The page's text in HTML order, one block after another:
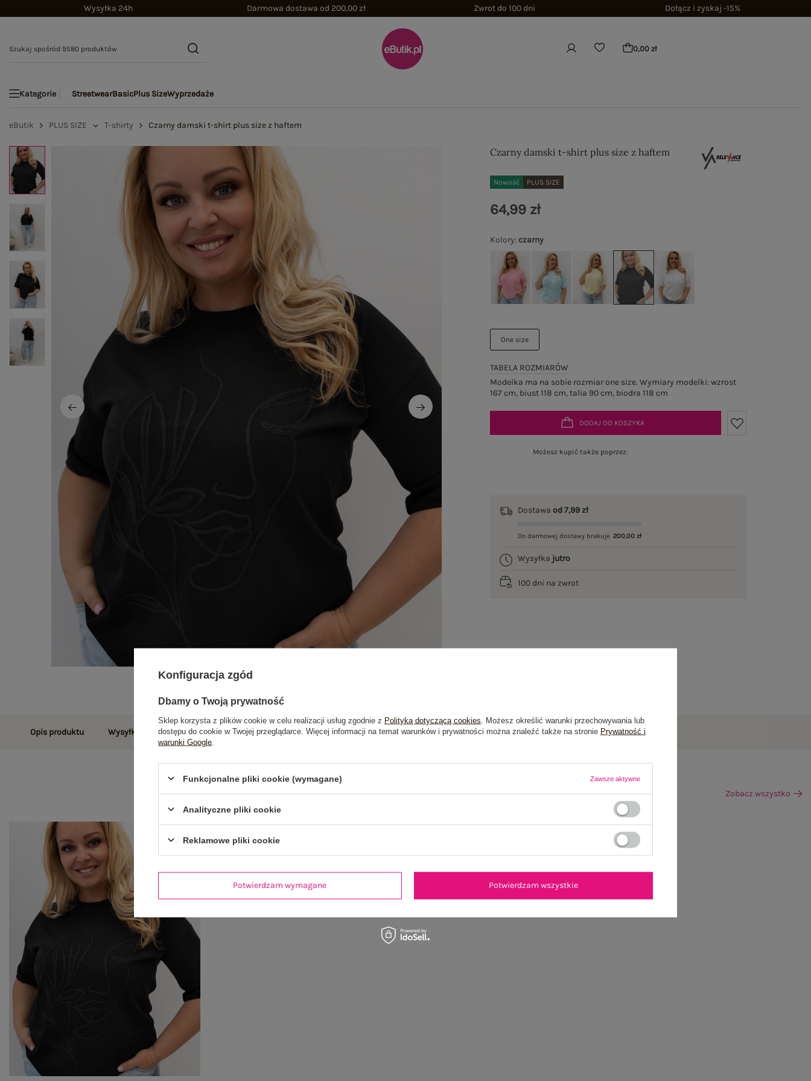
Wysyłka 24h Darmowa dostawa od 200,00 zł Zwrot do 100 dni Dołącz i zyskaj -15%
0,00 zł
Kategorie StreetwearBasicPlus SizeWyprzedaże
eButik PLUS SIZE T-shirty Czarny damski t-shirt plus size z haftem
Czarny damski t-shirt plus size z haftem
Nowość PLUS SIZE
Kolory: czarny
One size
TABELA ROZMIARÓW
Modelka ma na sobie rozmiar one size. Wymiary modelki: wzrost
167 cm, biust 118 cm, talia 90 cm, biodra 118 cm
64,99 zł
DODAJ DO KOSZYKA
Możesz kupić także poprzez:
Dostawaod 7,99 zł
Do darmowej dostawy brakuje 200,00 zł
Wysyłka jutro
100 dni na zwrot
Opis produktu Wysyłka i dostawa Zwroty i reklamacje Opinie o produkcie(0)
Zobacz wszystko
Konfiguracja zgód
Dbamy o Twoją prywatność
Sklep korzysta z plików cookie w celu realizacji usług zgodnie z Polityką dotyczącą cookies . Możesz określić warunki przechowywania lub
dostępu do cookie w Twojej przeglądarce. Więcej informacji na temat warunków i prywatności można znaleźć także na stronie Prywatność i
warunki Google
Funkcjonalne pliki cookie (wymagane) Zawsze aktywne
Analityczne pliki cookie
Reklamowe pliki cookie
Potwierdzam wymagane Potwierdzam wszystkie